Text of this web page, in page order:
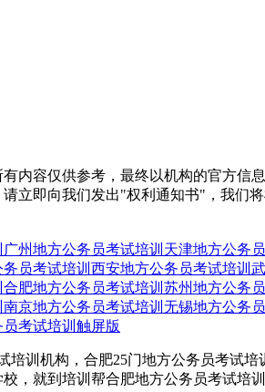
内容仅供参考，最终以机构的官方
立即向我们发出"权利通知书"，我们
广州地方公务员考试培训 天津地方公务
员考试培训 西安地方公务员考试培训
合肥地方公务员考试培训 苏州地方公务
南京地方公务员考试培训 无锡地方公务
考试培训触屏版
培训机构，合肥25门地方公务员考试
，就到培训帮合肥地方公务员考试培训